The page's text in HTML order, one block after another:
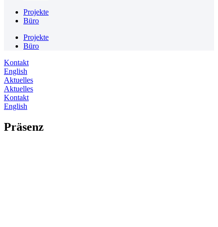
Projekte
Büro
Projekte
Büro
Kontakt
English
Aktuelles
Aktuelles
Kontakt
English
Präsenz